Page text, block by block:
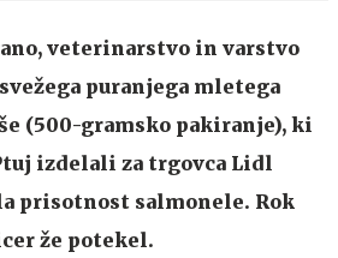
veterinarstvo in varstvo
puranjega mletega
(500-gramsko pakiranje), ki
izdelali za trgovca Lidl
prisotnost salmonele. Rok
že potekel.